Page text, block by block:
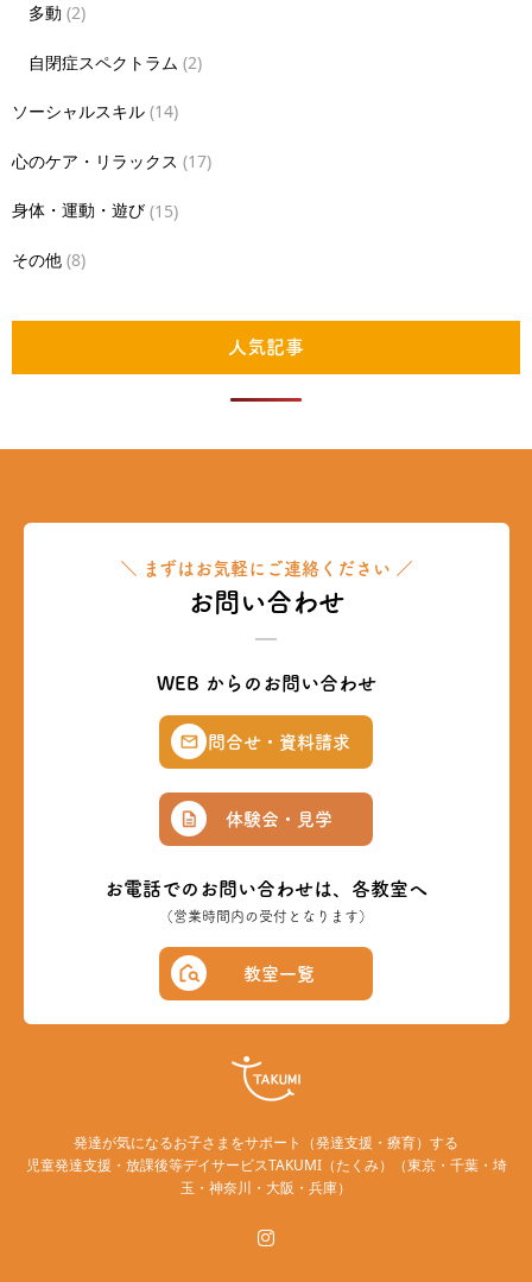
多動 (2)
自閉症スペクトラム (2)
ソーシャルスキル (14)
心のケア・リラックス (17)
身体・運動・遊び (15)
その他 (8)
人気記事
＼ まずはお気軽にご連絡ください ／
お問い合わせ
WEB からのお問い合わせ
問合せ・資料請求
体験会・見学
お電話でのお問い合わせは、各教室へ
（営業時間内の受付となります）
教室一覧
発達が気になるお子さまをサポート（発達支援・療育）する
児童発達支援・放課後等デイサービスTAKUMI（たくみ）（東京・千葉・埼
玉・神奈川・大阪・兵庫）